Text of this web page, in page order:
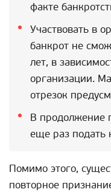
факте
Участвовать в
банкрот не
лет, в
организации.
отрезок
В продолжение
еще раз подать
Помимо этого,
повторное